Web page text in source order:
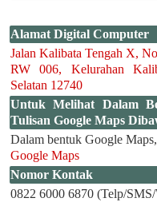
Alamat Digital Computer
Jalan Kalibata Tengah X,
RW 006, Kelurahan
Selatan 12740
Untuk Melihat Dalam
Tulisan Google Maps
Dalam bentuk Google
Google Maps
Nomor Kontak
0822 6000 6870 (Telp/